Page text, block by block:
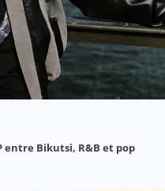
entre Bikutsi, R&B et pop